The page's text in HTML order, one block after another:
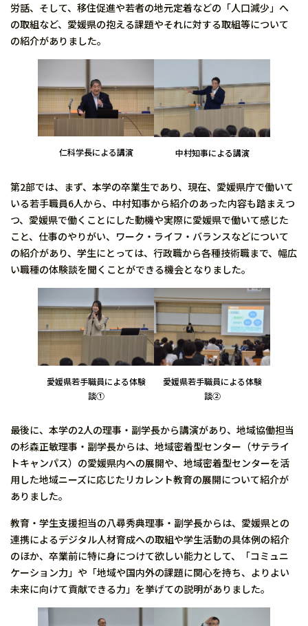
労話、そして、移住促進や若者の地元定着などの「人口減少」へ
の取組など、愛媛県の抱える課題やそれに対する取組等について
の紹介がありました。
仁科学長による講演 中村知事による講演
第2部では、まず、本学の卒業生であり、現在、愛媛県庁で働いて
いる若手職員6人から、中村知事から紹介のあった内容も踏まえつ
つ、愛媛県で働くことにした動機や実際に愛媛県で働いて感じた
こと、仕事のやりがい、ワーク・ライフ・バランスなどについて
の紹介があり、学生にとっては、行政職から各種技術職まで、幅広
い職種の体験談を聞くことができる機会となりました。
愛媛県若手職員による体験
談①
愛媛県若手職員による体験
談②
最後に、本学の2人の理事・副学長から講演があり、地域協働担当
の杉森正敏理事・副学長からは、地域密着型センター（サテライ
トキャンパス）の愛媛県内への展開や、地域密着型センターを活
用した地域ニーズに応じたリカレント教育の展開について紹介が
ありました。
教育・学生支援担当の八尋秀典理事・副学長からは、愛媛県との
連携によるデジタル人材育成への取組や学生活動の具体例の紹介
のほか、卒業前に特に身につけて欲しい能力として、「コミュニ
ケーション力」や「地域や国内外の課題に関心を持ち、よりよい
未来に向けて貢献できる力」を挙げての説明がありました。